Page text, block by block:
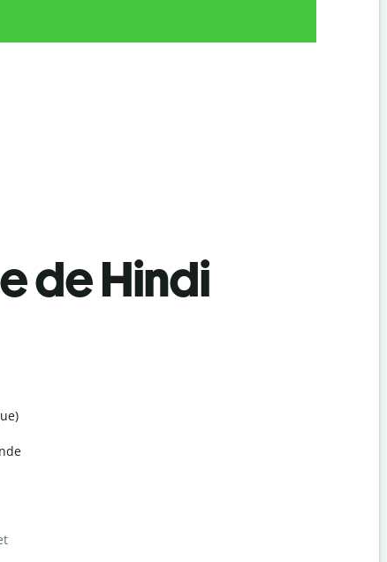
de Hindi